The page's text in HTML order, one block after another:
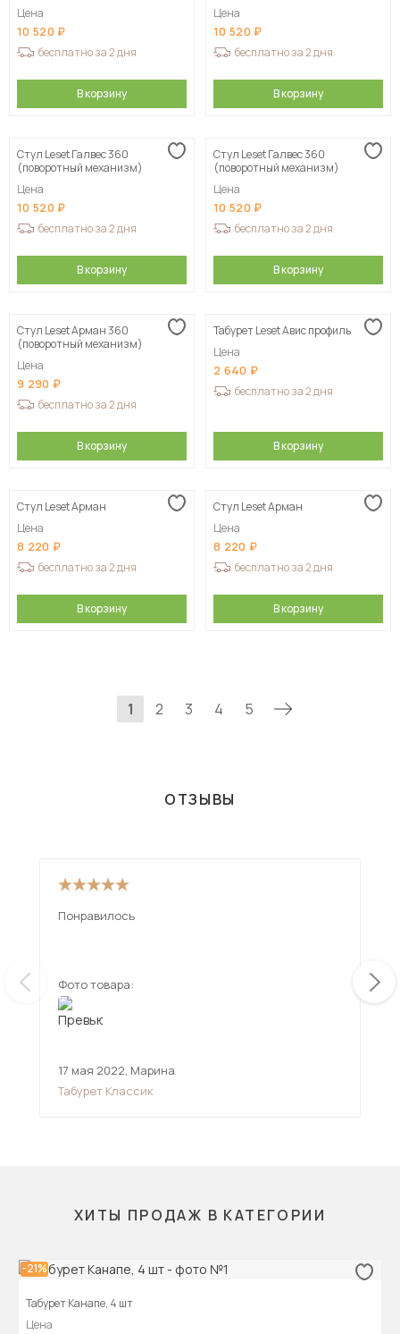
Цена
10 520
бесплатно за 2 дня
В корзину
Цена
10 520
бесплатно за 2 дня
В корзину
Стул Leset Галвес 360
(поворотный механизм)
Цена
10 520
бесплатно за 2 дня
В корзину
Стул Leset Галвес 360
(поворотный механизм)
Цена
10 520
бесплатно за 2 дня
В корзину
Стул Leset Арман 360
(поворотный механизм)
Цена
9 290
бесплатно за 2 дня
В корзину
Табурет Leset Авис профиль
Цена
2 640
бесплатно за 2 дня
В корзину
Стул Leset Арман
Цена
8 220
бесплатно за 2 дня
В корзину
Стул Leset Арман
Цена
8 220
бесплатно за 2 дня
В корзину
1 2 3 4 5
ОТЗЫВЫ
Понравилось
Фото товара:
17 мая 2022, Марина
Табурет Классик
ХИТЫ ПРОДАЖ В КАТЕГОРИИ
-21%
Табурет Канапе, 4 шт
Цена